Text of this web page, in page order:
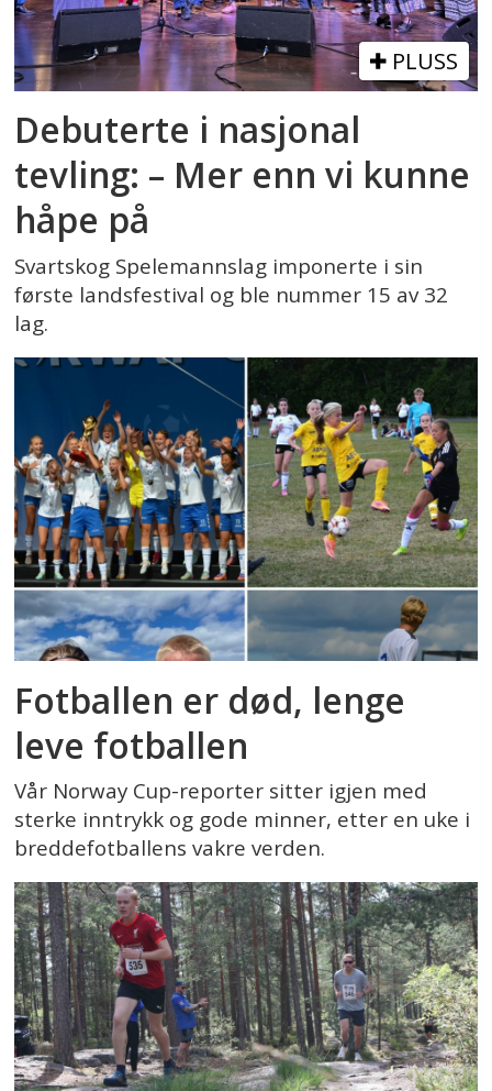
PLUSS
Debuterte i nasjonal
tevling: – Mer enn vi kunne
håpe på
Svartskog Spelemannslag imponerte i sin
første landsfestival og ble nummer 15 av 32
lag.
Fotballen er død, lenge
leve fotballen
Vår Norway Cup-reporter sitter igjen med
sterke inntrykk og gode minner, etter en uke i
breddefotballens vakre verden.